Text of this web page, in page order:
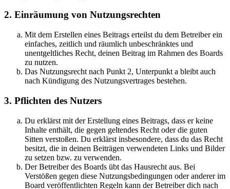
2. Einräumung von Nutzungsrechten
Mit dem Erstellen eines Beitrags erteilst du dem Betreiber ein
einfaches, zeitlich und räumlich unbeschränktes und
unentgeltliches Recht, deinen Beitrag im Rahmen des Boards
zu nutzen.
Das Nutzungsrecht nach Punkt 2, Unterpunkt a bleibt auch
nach Kündigung des Nutzungsvertrages bestehen.
3. Pflichten des Nutzers
Du erklärst mit der Erstellung eines Beitrags, dass er keine
Inhalte enthält, die gegen geltendes Recht oder die guten
Sitten verstoßen. Du erklärst insbesondere, dass du das Recht
besitzt, die in deinen Beiträgen verwendeten Links und Bilder
zu setzen bzw. zu verwenden.
Der Betreiber des Boards übt das Hausrecht aus. Bei
Verstößen gegen diese Nutzungsbedingungen oder anderer im
Board veröffentlichten Regeln kann der Betreiber dich nach